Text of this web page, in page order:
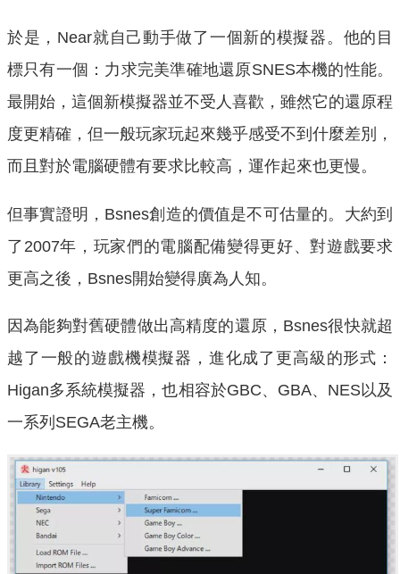
於是，Near就自己動手做了一個新的模擬器。他的目
標只有一個：力求完美準確地還原SNES本機的性能。
最開始，這個新模擬器並不受人喜歡，雖然它的還原程
度更精確，但一般玩家玩起來幾乎感受不到什麼差別，
而且對於電腦硬體有要求比較高，運作起來也更慢。
但事實證明，Bsnes創造的價值是不可估量的。大約到
了2007年，玩家們的電腦配備變得更好、對遊戲要求
更高之後，Bsnes開始變得廣為人知。
因為能夠對舊硬體做出高精度的還原，Bsnes很快就超
越了一般的遊戲機模擬器，進化成了更高級的形式：
Higan多系統模擬器，也相容於GBC、GBA、NES以及
一系列SEGA老主機。